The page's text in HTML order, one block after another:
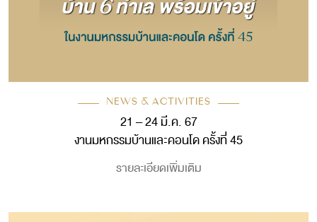
NEWS & ACTIVITIES
21 – 24 มี.ค. 67
งานมหกรรมบ้านและคอนโด ครั้งที่ 45
รายละเอียดเพิ่มเติม